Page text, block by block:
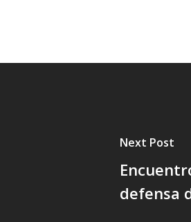
Next Post
defensa